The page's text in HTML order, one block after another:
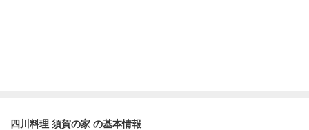
四川料理 須賀の家 の基本情報